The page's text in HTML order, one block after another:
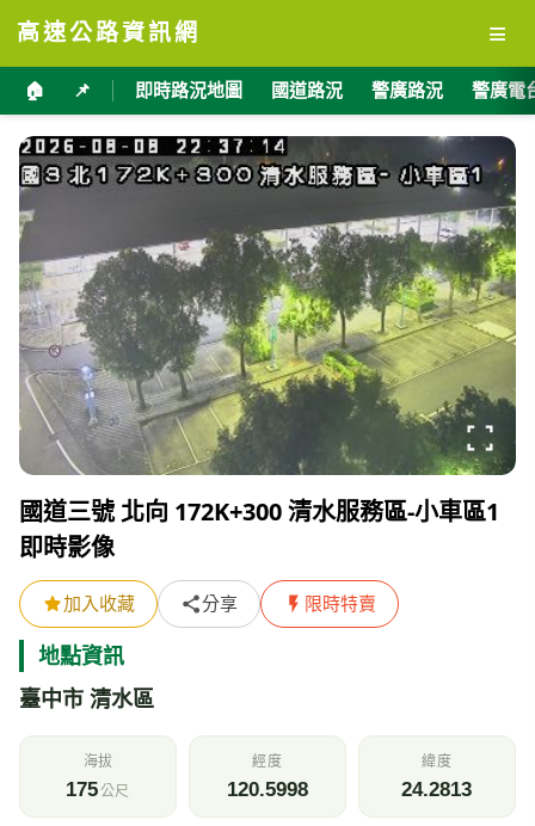
高速公路資訊網 ≡
🏠 📌 即時路況地圖 國道路況 警廣路況 警廣電
國道三號 北向 172K+300 清水服務區-小車區1
即時影像
加入收藏 分享 限時特賣
地點資訊
臺中市 清水區
海拔
175公尺
經度
120.5998
緯度
24.2813